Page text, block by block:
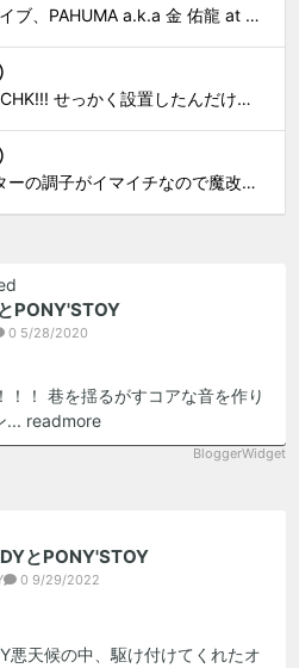
先日、行われたライブ、PAHUMA a.k.a 金 佑龍 at PONY'STOYから〜 cutman-booche時代の楽曲「立ち上がれ」を映像化させてもらいました。 茅ヶ崎の名店 FROGGIES〜さんで ウリョンはマンススリー・ライブを行っています！ そのライブでウ...
iMacからACERへ CHK!!! せっかく設置したんだけど〜 画面が真っ暗じゃしょうがないわな。 元のACERモニターを再度、設置🔥 画面のチラツキ、乱れなど不具合、多めですが 見れないより良い。 iMacへ繋いだ時、疑問があった。 せっかくの解像度を生かしてないこと。 2...
お店のACERモニターの調子がイマイチなので魔改造したiMacと入れ替え 外は豪雨、何処へも行かない火曜。 コツコツ作業スタートです!!! CHK!!! 何年かぶりにモニターを降ろした。 配線がぐちゃぐちゃ😂 要らないケーブルなど、使っていない部材などなど片付けて、拭き掃除w。...
PONY'STOY
0 5/28/2020
！ 巷を揺るがすコアな音を作り
... readmore
BloggerWidget
とPONY'STOY
0 9/29/2022
天候の中、駆け付けてくれたオ